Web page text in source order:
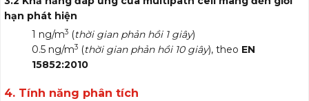
hạn phát hiện
1 ng/m3 (thời gian phản hồi 1 giây)
0.5 ng/m3 (thời gian phản hồi 10 giây), theo EN
15852:2010
4. Tính năng phân tích